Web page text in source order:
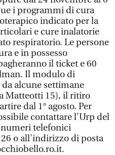
i programmi di cura
indicato per la
e cure inalatorie
respiratorio. Le persone
e in possesso
il ticket e 60
Il modulo di
alcune settimane
Matteotti 15), il ritiro
dal 1° agosto. Per
contattare l'Urp del
telefonici
o all'indirizzo di posta